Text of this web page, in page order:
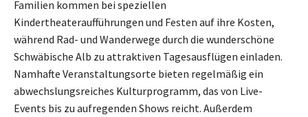
Familien kommen bei speziellen
Kindertheateraufführungen und Festen auf ihre Kosten,
während Rad- und Wanderwege durch die wunderschöne
Schwäbische Alb zu attraktiven Tagesausflügen einladen.
Namhafte Veranstaltungsorte bieten regelmäßig ein
abwechslungsreiches Kulturprogramm, das von Live-
Events bis zu aufregenden Shows reicht. Außerdem